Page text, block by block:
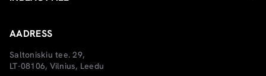
AADRESS
Saltoniskiu tee. 29,
LT-08106, Vilnius, Leedu